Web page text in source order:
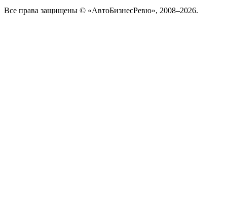
Все права защищены © «АвтоБизнесРевю», 2008–2026.